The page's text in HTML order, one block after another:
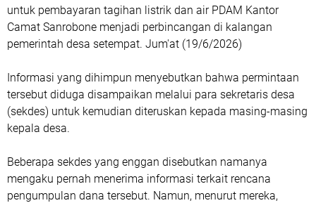
untuk pembayaran tagihan listrik dan air PDAM Kantor
Camat Sanrobone menjadi perbincangan di kalangan
pemerintah desa setempat. Jum'at (19/6/2026)
Informasi yang dihimpun menyebutkan bahwa permintaan
tersebut diduga disampaikan melalui para sekretaris desa
(sekdes) untuk kemudian diteruskan kepada masing-masing
kepala desa.
Beberapa sekdes yang enggan disebutkan namanya
mengaku pernah menerima informasi terkait rencana
pengumpulan dana tersebut. Namun, menurut mereka,